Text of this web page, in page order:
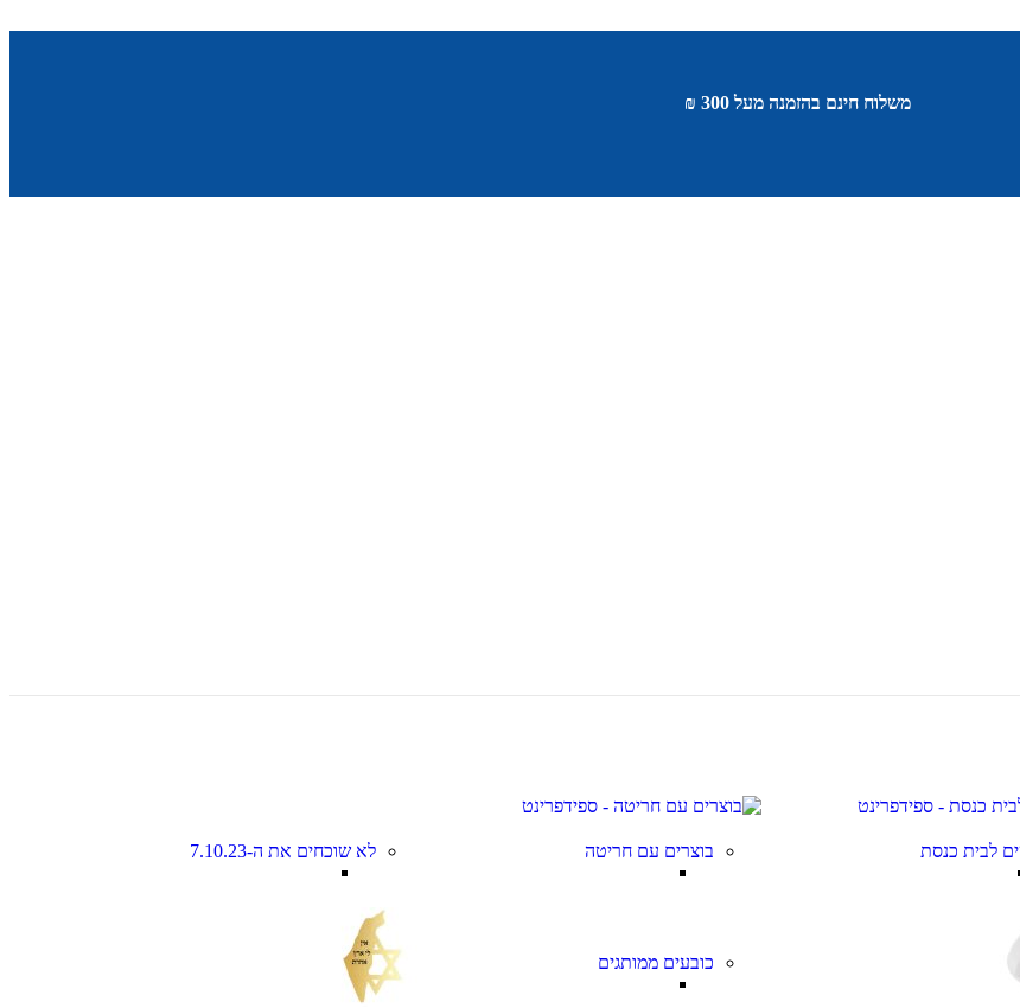
משלוח חינם בהזמנה מעל 300 ₪
לבית כנסת בוצרים עם חריטה
כובעים ממותגים
לא שוכחים את ה-7.10.23